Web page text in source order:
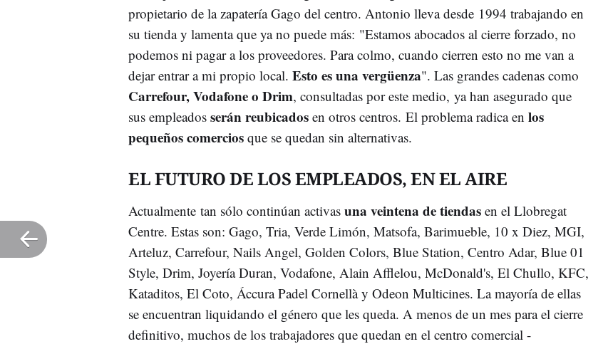
propietario de la zapatería Gago del centro. Antonio lleva desde 1994 trabajando en
su tienda y lamenta que ya no puede más: "Estamos abocados al cierre forzado, no
podemos ni pagar a los proveedores. Para colmo, cuando cierren esto no me van a
dejar entrar a mi propio local. Esto es una vergüenza". Las grandes cadenas como
Carrefour, Vodafone o Drim, consultadas por este medio, ya han asegurado que
sus empleados serán reubicados en otros centros. El problema radica en los
pequeños comercios que se quedan sin alternativas.
EL FUTURO DE LOS EMPLEADOS, EN EL AIRE
Actualmente tan sólo continúan activas una veintena de tiendas en el Llobregat
Centre. Estas son: Gago, Tria, Verde Limón, Matsofa, Barimueble, 10 x Diez, MGI,
Arteluz, Carrefour, Nails Angel, Golden Colors, Blue Station, Centro Adar, Blue 01
Style, Drim, Joyería Duran, Vodafone, Alain Afflelou, McDonald's, El Chullo, KFC,
Kataditos, El Coto, Áccura Padel Cornellà y Odeon Multicines. La mayoría de ellas
se encuentran liquidando el género que les queda. A menos de un mes para el cierre
definitivo, muchos de los trabajadores que quedan en el centro comercial -